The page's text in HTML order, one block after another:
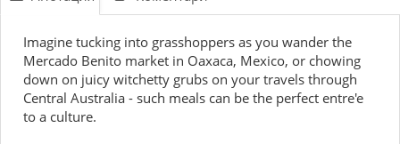
Imagine tucking into grasshoppers as you wander the
Mercado Benito market in Oaxaca, Mexico, or chowing
down on juicy witchetty grubs on your travels through
Central Australia - such meals can be the perfect entre'e
to a culture.